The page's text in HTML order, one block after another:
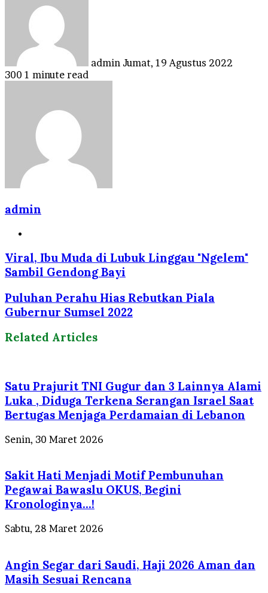
admin Jumat, 19 Agustus 2022
300 1 minute read
admin
Viral, Ibu Muda di Lubuk Linggau "Ngelem"
Sambil Gendong Bayi
Puluhan Perahu Hias Rebutkan Piala
Gubernur Sumsel 2022
Related Articles
Satu Prajurit TNI Gugur dan 3 Lainnya Alami
Luka , Diduga Terkena Serangan Israel Saat
Bertugas Menjaga Perdamaian di Lebanon
Senin, 30 Maret 2026
Sakit Hati Menjadi Motif Pembunuhan
Pegawai Bawaslu OKUS, Begini
Kronologinya…!
Sabtu, 28 Maret 2026
Angin Segar dari Saudi, Haji 2026 Aman dan
Masih Sesuai Rencana